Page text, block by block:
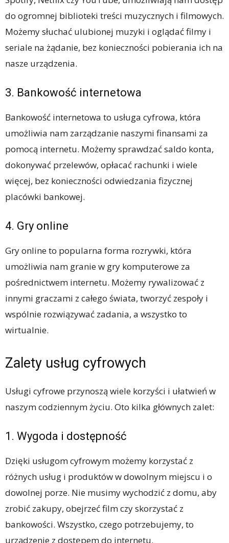
do ogromnej biblioteki treści muzycznych i filmowych.
Możemy słuchać ulubionej muzyki i oglądać filmy i
seriale na żądanie, bez konieczności pobierania ich na
nasze urządzenia.
3. Bankowość internetowa
Bankowość internetowa to usługa cyfrowa, która
umożliwia nam zarządzanie naszymi finansami za
pomocą internetu. Możemy sprawdzać saldo konta,
dokonywać przelewów, opłacać rachunki i wiele
więcej, bez konieczności odwiedzania fizycznej
placówki bankowej.
4. Gry online
Gry online to popularna forma rozrywki, która
umożliwia nam granie w gry komputerowe za
pośrednictwem internetu. Możemy rywalizować z
innymi graczami z całego świata, tworzyć zespoły i
wspólnie rozwiązywać zadania, a wszystko to
wirtualnie.
Zalety usług cyfrowych
Usługi cyfrowe przynoszą wiele korzyści i ułatwień w
naszym codziennym życiu. Oto kilka głównych zalet:
1. Wygoda i dostępność
Dzięki usługom cyfrowym możemy korzystać z
różnych usług i produktów w dowolnym miejscu i o
dowolnej porze. Nie musimy wychodzić z domu, aby
zrobić zakupy, obejrzeć film czy skorzystać z
bankowości. Wszystko, czego potrzebujemy, to
urządzenie z dostępem do internetu.